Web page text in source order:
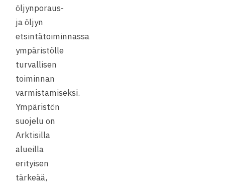
öljynporaus-
ja öljyn
etsintätoiminnassa
ympäristölle
turvallisen
toiminnan
varmistamiseksi.
Ympäristön
suojelu on
Arktisilla
alueilla
erityisen
tärkeää,